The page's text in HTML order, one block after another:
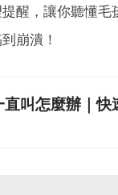
醒，讓你聽懂毛
崩潰！
直叫怎麼辦｜快